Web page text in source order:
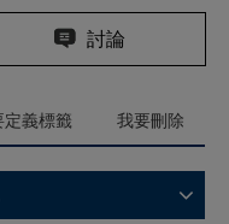
討論
定義標籤 我要刪除